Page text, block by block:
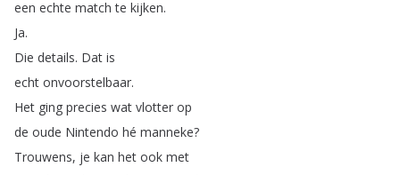
een echte match te kijken.
Ja.
Die details. Dat is
echt onvoorstelbaar.
Het ging precies wat vlotter op
de oude Nintendo hé manneke?
Trouwens, je kan het ook met